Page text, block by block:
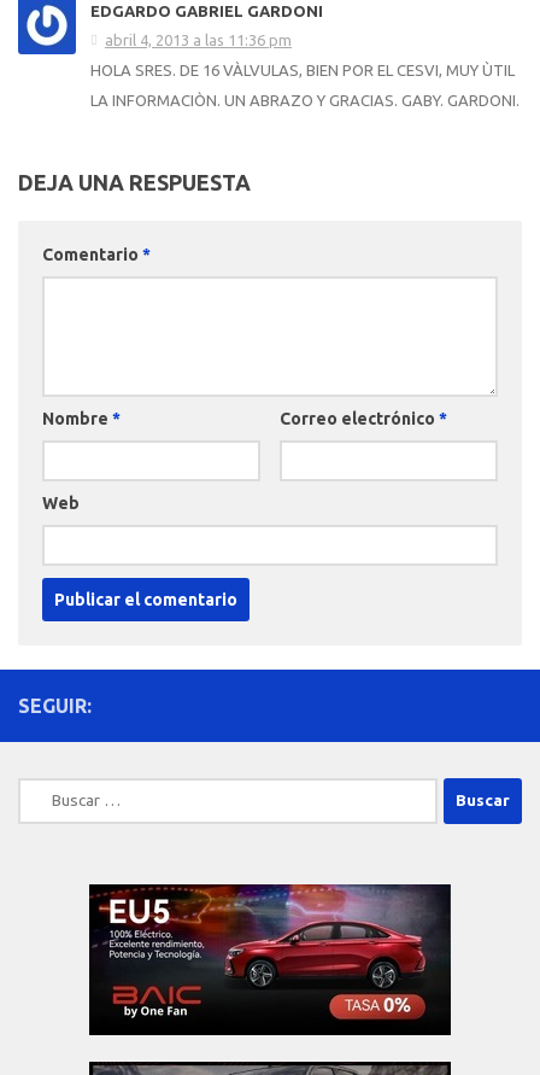
EDGARDO GABRIEL GARDONI
abril 4, 2013 a las 11:36 pm
HOLA SRES. DE 16 VÀLVULAS, BIEN POR EL CESVI, MUY ÙTIL
LA INFORMACIÒN. UN ABRAZO Y GRACIAS. GABY. GARDONI.
DEJA UNA RESPUESTA
Comentario *
Nombre * Correo electrónico *
Web
SEGUIR:
Buscar: